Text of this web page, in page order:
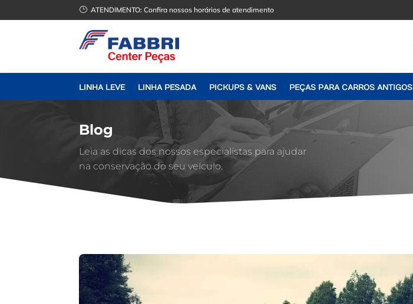
} ATENDIMENTO:Confira nossos horários de atendimento
LINHA LEVE LINHA PESADA PICKUPS & VANS PEÇAS PARA CARROS ANTIGOS
Blog
Leia as dicas dos nossos especialistas para ajudar
na conservação do seu veículo.